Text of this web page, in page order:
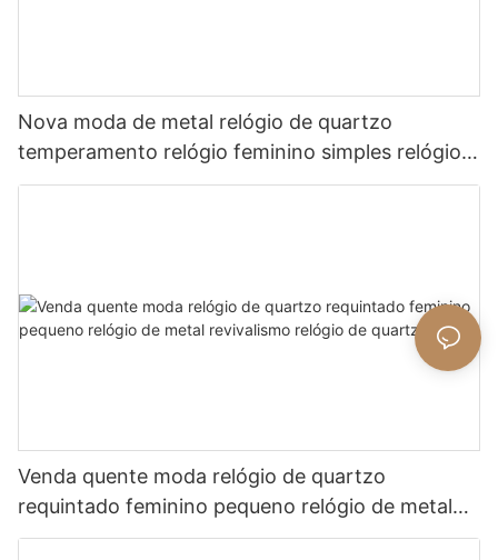
Nova moda de metal relógio de quartzo
temperamento relógio feminino simples relógio
de quartzo britânico
Venda quente moda relógio de quartzo
requintado feminino pequeno relógio de metal
revivalismo relógio de quartzo